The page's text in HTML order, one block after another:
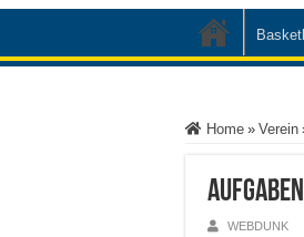
Home » Verein
WEBDUNK